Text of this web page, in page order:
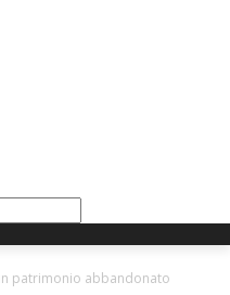
patrimonio abbandonato